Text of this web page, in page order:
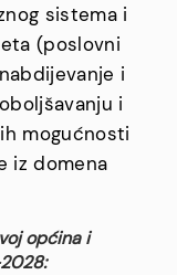
sistema i
(poslovni
i
i
mogućnosti
iz domena
općina i